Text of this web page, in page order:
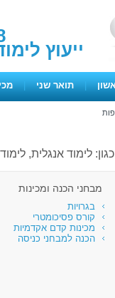
ייעוץ
| תואר שני |
לימוד אנגלית,
מבחני הכנה ומכינות
בגרויות
קורס פסיכומטרי
מכינות קדם אקדמיות
הכנה למבחני כניסה